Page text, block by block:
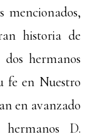
mencionados,
historia de
hermanos
fe en Nuestro
en avanzado
D.